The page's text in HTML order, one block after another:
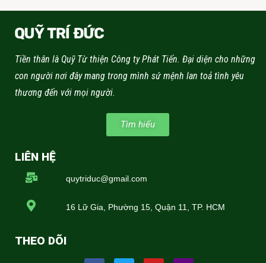
Tiền thân là Quỹ Từ thiện Công ty Phát Tiến. Đại diện cho những
con người nơi đây mang trong mình sứ mệnh lan toả tình yêu
thương đến với mọi người.
Tìm hiểu
LIÊN HỆ
quytriduc@gmail.com
16 Lữ Gia, Phường 15, Quận 11, TP. HCM
THEO DÕI